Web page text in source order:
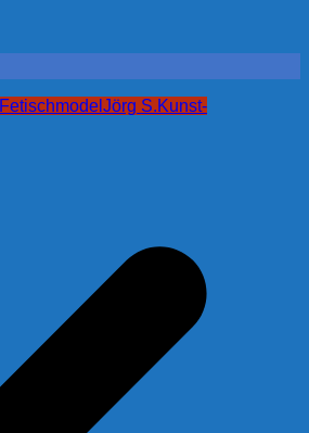
Fetischmodel Jörg S.Kunst-